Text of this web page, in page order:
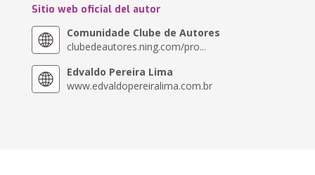
Sitio web oficial del autor
Comunidade Clube de Autores
clubedeautores.ning.com/pro...
Edvaldo Pereira Lima
www.edvaldopereiralima.com.br